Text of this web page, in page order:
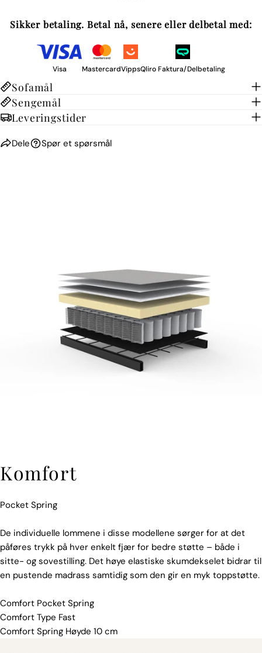
Sikker betaling. Betal nå, senere eller delbetal med:
Visa MastercardVippsQliro Faktura/Delbetaling
Sofamål
Sengemål
Leveringstider
Dele Spør et spørsmål
Komfort
Pocket Spring
De individuelle lommene i disse modellene sørger for at det
påføres trykk på hver enkelt fjær for bedre støtte – både i
sitte- og sovestilling. Det høye elastiske skumdekselet bidrar til
en pustende madrass samtidig som den gir en myk toppstøtte.
Comfort Pocket Spring
Comfort Type Fast
Comfort Spring Høyde 10 cm